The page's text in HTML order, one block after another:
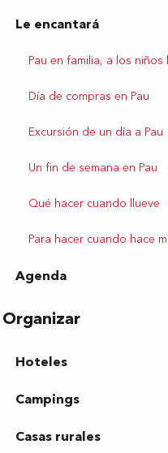
Le encantará
Pau en familia, a los niños
Día de compras en Pau
Excursión de un día a Pau
Un fin de semana en Pau
Qué hacer cuando llueve
Para hacer cuando hace
Agenda
Organizar
Hoteles
Campings
Casas rurales
los peregrinos
– Lescar
10 22
sobre el